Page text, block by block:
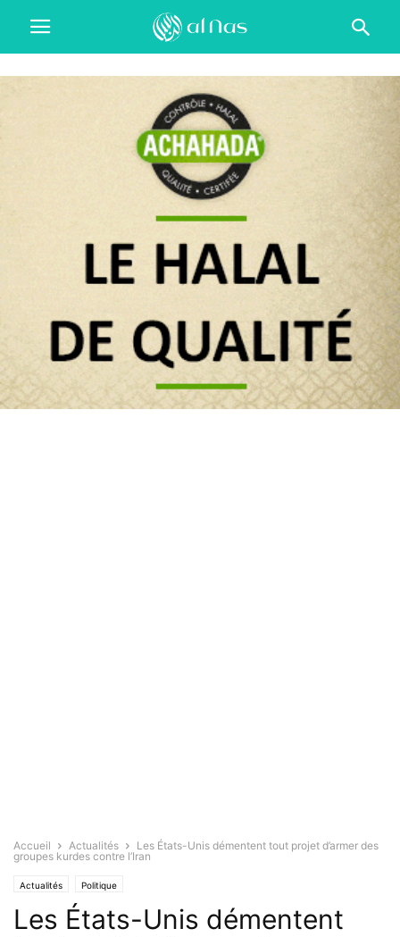
Accueil Actualités
Les États-Unis démentent tout projet d’armer des
groupes kurdes contre l’Iran
Actualités Politique
Les États-Unis démentent